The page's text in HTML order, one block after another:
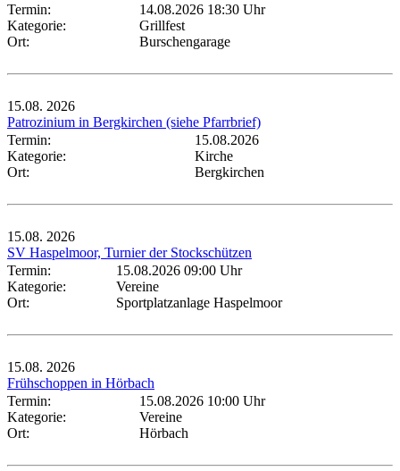
Termin:
14.08.2026 18:30 Uhr
Kategorie:
Grillfest
Ort:
Burschengarage
15.08. 2026
Patrozinium in Bergkirchen (siehe Pfarrbrief)
Termin:
15.08.2026
Kategorie:
Kirche
Ort:
Bergkirchen
15.08. 2026
SV Haspelmoor, Turnier der Stockschützen
Termin:
15.08.2026 09:00 Uhr
Kategorie:
Vereine
Ort:
Sportplatzanlage Haspelmoor
15.08. 2026
Frühschoppen in Hörbach
Termin:
15.08.2026 10:00 Uhr
Kategorie:
Vereine
Ort:
Hörbach